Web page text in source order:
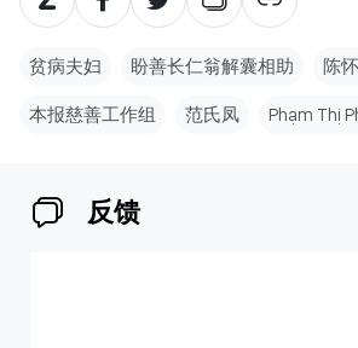
贫病夫妇 盼善长仁翁解囊相助 陈
本报慈善工作组 范氏凤 Phạm Thị
反馈